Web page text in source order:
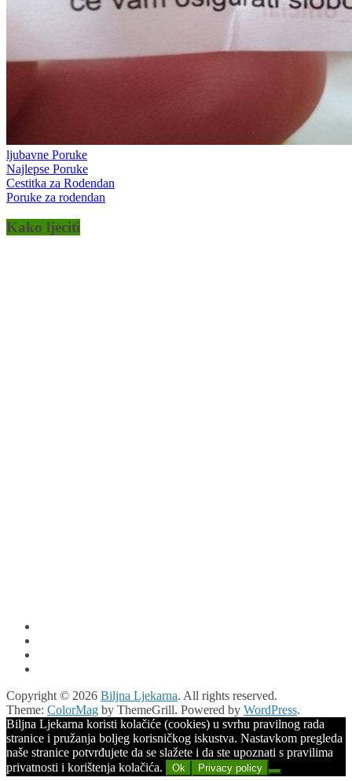
ljubavne Poruke
Najlepse Poruke
Cestitka za Rodendan
Poruke za rodendan
Kako ljeciti
Copyright © 2026 Biljna Ljekarna. All rights reserved.
Theme: ColorMag by ThemeGrill. Powered by WordPress.
Biljna Ljekarna koristi kolačiće (cookies) u svrhu pravilnog rada
stranice i pružanja boljeg korisničkog iskustva. Nastavkom pregleda
naše stranice potvrđujete da se slažete i da ste upoznati s pravilima
privatnosti i korištenja kolačića.
Ok Privacy policy